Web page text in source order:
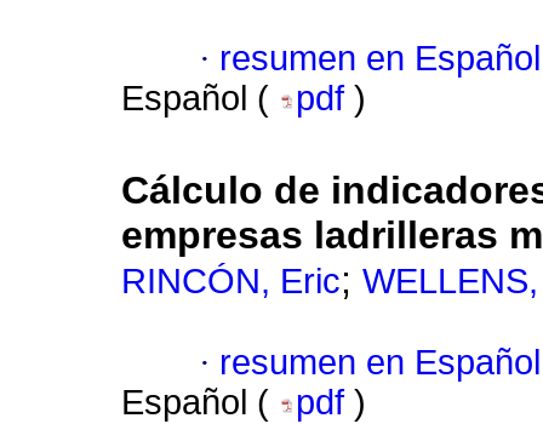
· resumen en Español
Español (
pdf )
Cálculo de
empresas ladrilleras
RINCÓN, Eric;
· resumen en Español
Español (
pdf )